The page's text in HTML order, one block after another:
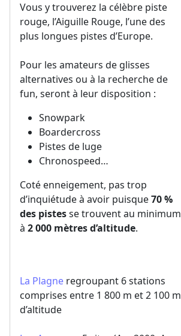
Vous y trouverez la célèbre piste
rouge, l’Aiguille Rouge, l’une des
plus longues pistes d’Europe.
Pour les amateurs de glisses
alternatives ou à la recherche de
fun, seront à leur disposition :
Snowpark
Boardercross
Pistes de luge
Chronospeed…
Coté enneigement, pas trop
d’inquiétude à avoir puisque70 %
des pistesse trouvent au minimum
à 2 000 mètres d’altitude.
La Plagne regroupant 6 stations
comprises entre 1 800 m et 2 100 m
d’altitude